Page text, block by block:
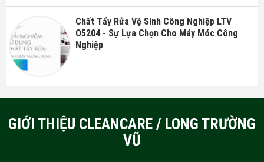
Chất Tẩy Rửa Vệ Sinh Công Nghiệp LTV
O5204 - Sự Lựa Chọn Cho Máy Móc Công
Nghiệp
GIỚI THIỆU CLEANCARE / LONG TRƯỜNG
VŨ